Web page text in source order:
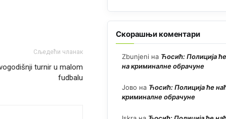
Сљедећи чланак
turnir u malom
fudbalu
Скорашњи коментари
Zbunjeni на Ћосић: Полиција
на криминалне обрачуне
Јово на Ћосић: Полиција ће
криминалне обрачуне